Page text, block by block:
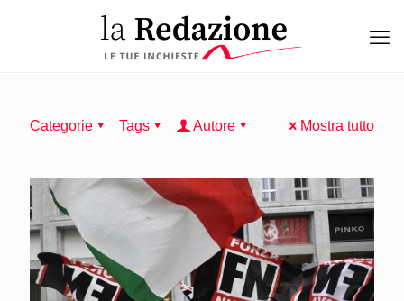
Categorie Tags Autore Mostra tutto